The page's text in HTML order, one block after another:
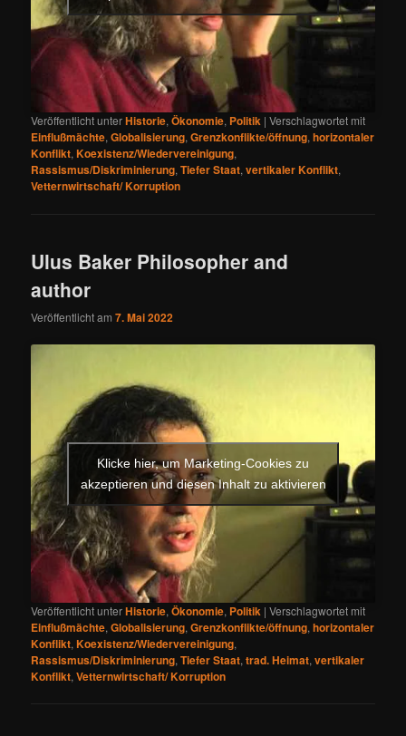
Veröffentlicht unterHistorie,Ökonomie, Politik |Verschlagwortet mit
Einflußmächte,Globalisierung,Grenzkonflikte/öffnung,horizontaler
Konflikt,Koexistenz/Wiedervereinigung,
Rassismus/Diskriminierung,Tiefer Staat,vertikaler Konflikt,
Vetternwirtschaft/ Korruption
Ulus Baker Philosopher and
author
Veröffentlicht am7. Mai 2022
Klicke hier, um Marketing-Cookies zu
akzeptieren und diesen Inhalt zu aktivieren
Veröffentlicht unterHistorie,Ökonomie, Politik |Verschlagwortet mit
Einflußmächte,Globalisierung,Grenzkonflikte/öffnung,horizontaler
Konflikt,Koexistenz/Wiedervereinigung,
Rassismus/Diskriminierung,Tiefer Staat,trad. Heimat,vertikaler
Konflikt,Vetternwirtschaft/ Korruption